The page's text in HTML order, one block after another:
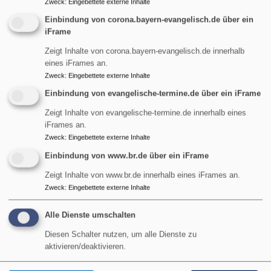
So, 9.8. 9 Uhr
Gottesdienst
Pfarrer Gottfried von Segnitz
Garmisch-Partenkirchen
Zweck: Eingebettete externe Inhalte
Einbindung von corona.bayern-evangelisch.de über ein
iFrame
Zeigt Inhalte von corona.bayern-evangelisch.de innerhalb
eines iFrames an.
Zweck: Eingebettete externe Inhalte
Einbindung von evangelische-termine.de über ein iFrame
Zeigt Inhalte von evangelische-termine.de innerhalb eines
iFrames an.
Zweck: Eingebettete externe Inhalte
Einbindung von www.br.de über ein iFrame
Zeigt Inhalte von www.br.de innerhalb eines iFrames an.
Zweck: Eingebettete externe Inhalte
Alle Dienste umschalten
Diesen Schalter nutzen, um alle Dienste zu
aktivieren/deaktivieren.